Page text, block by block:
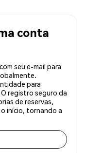
conta
seu e-mail para
para
registro seguro da
de reservas,
início, tornando a